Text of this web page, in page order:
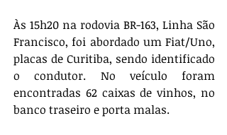
Às 15h20 na rodovia BR-163, Linha São
Francisco, foi abordado um Fiat/Uno,
placas de Curitiba, sendo identificado
o condutor. No veículo foram
encontradas 62 caixas de vinhos, no
banco traseiro e porta malas.